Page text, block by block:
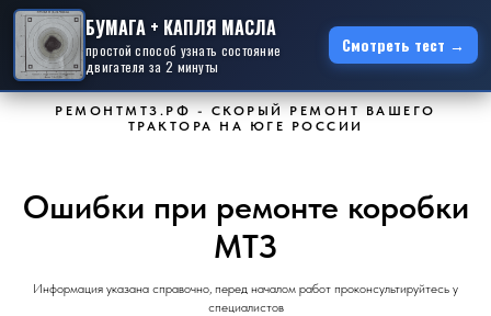
БУМАГА + КАПЛЯ МАСЛА
простой способ узнать состояние
двигателя за 2 минуты
Смотреть тест →
РЕМОНТМТЗ.РФ - СКОРЫЙ РЕМОНТ ВАШЕГО
ТРАКТОРА НА ЮГЕ РОССИИ
Ошибки при ремонте коробки
МТЗ
Информация указана справочно, перед началом работ проконсультируйтесь у
специалистов